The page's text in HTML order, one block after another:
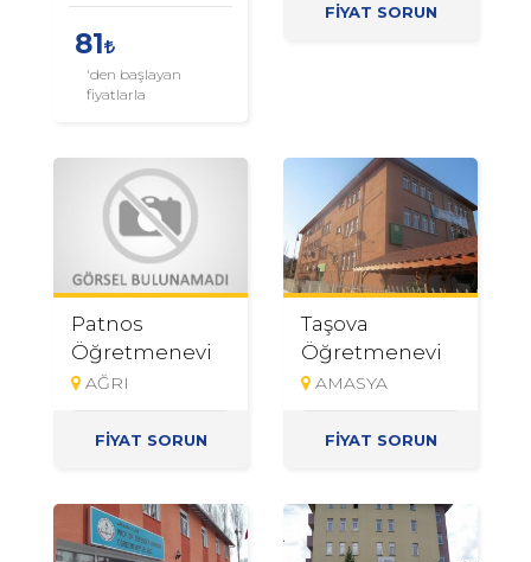
81
'den başlayan
fiyatlarla
FİYAT SORUN
Patnos
Öğretmenevi
AĞRI
FİYAT SORUN
Taşova
Öğretmenevi
AMASYA
FİYAT SORUN